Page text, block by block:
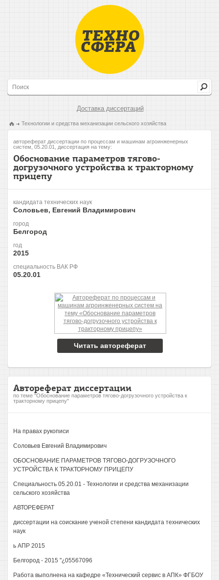
Доставка диссертаций
Технологии и средства механизации сельского хозяйства
автореферат диссертации по процессам и машинам агроинженерных
систем, 05.20.01, диссертация на тему:
Обоснование параметров тягово-
догрузочного устройства к тракторному
прицепу
кандидата технических наук
Соловьев, Евгений Владимирович
город
Белгород
год
2015
специальность ВАК РФ
05.20.01
Читать автореферат
Автореферат диссертации
по теме "Обоснование параметров тягово-догрузочного устройства к
тракторному прицепу"
На правах рукописи
Соловьев Евгений Владимирович
ОБОСНОВАНИЕ ПАРАМЕТРОВ ТЯГОВО-ДОГРУЗОЧНОГО
УСТРОЙСТВА К ТРАКТОРНОМУ ПРИЦЕПУ
Специальность 05.20.01 - Технологии и средства механизации
сельского хозяйства
АВТОРЕФЕРАТ
диссертации на соискание ученой степени кандидата технических
наук
ь АПР 2015
Белгород - 2015 "¿05567096
Работа выполнена на кафедре «Технический сервис в АПК» ФГБОУ